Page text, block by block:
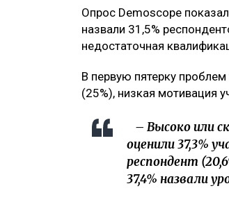
Опрос Demoscope
назвали 31,5%
недостаточная
В первую пятерку
(25%), низкая мотивация
– Высоко или
оценили 37,3%
респондент
37,4% назвали